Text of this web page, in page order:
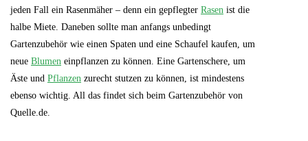
jeden Fall ein Rasenmäher – denn ein gepflegter Rasen ist die
halbe Miete. Daneben sollte man anfangs unbedingt
Gartenzubehör wie einen Spaten und eine Schaufel kaufen, um
neue Blumen einpflanzen zu können. Eine Gartenschere, um
Äste und Pflanzen zurecht stutzen zu können, ist mindestens
ebenso wichtig. All das findet sich beim Gartenzubehör von
Quelle.de.